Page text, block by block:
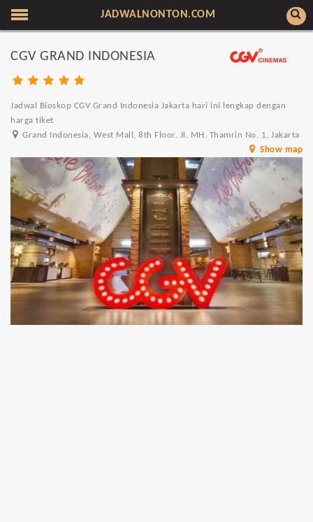
JADWALNONTON.COM
CGV GRAND INDONESIA
Jadwal Bioskop CGV Grand Indonesia Jakarta hari ini lengkap dengan
harga tiket
Grand Indonesia, West Mall, 8th Floor. Jl. MH. Thamrin No. 1, Jakarta
Show map